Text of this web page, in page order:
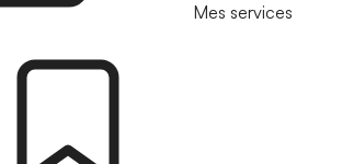
Mes services